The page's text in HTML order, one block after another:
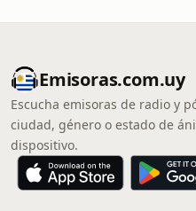
Emisoras.com.uy
Escucha emisoras de radio y
ciudad, género o estado de
dispositivo.